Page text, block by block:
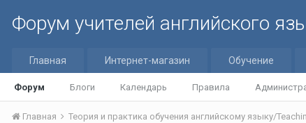
Форум учителей английского
Главная Интернет-магазин Обучение
Форум Блоги Календарь Правила
Главная